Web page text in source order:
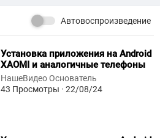
Автовоспроизведение
⁣Установка приложения на Android
XAOMI и аналогичные телефоны
НашеВидео Основатель
43 Просмотры · 22/08/24